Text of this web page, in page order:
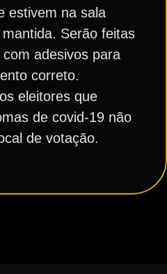
estivem na sala
Serão feitas
adesivos para
correto.
eleitores que
de covid-19 não
de votação.